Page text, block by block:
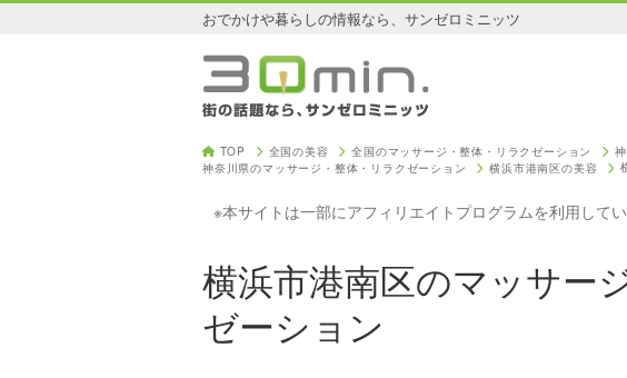
おでかけや暮らしの情報なら、サンゼロミニッツ
TOP 全国の美容 全国のマッサージ・整体・リラクゼーション
神奈川県のマッサージ・整体・リラクゼーション
横浜市港南区の美容
※本サイトは一部にアフィリエイトプログラムを利用してい
横浜市港南区のマッサー
ゼーション